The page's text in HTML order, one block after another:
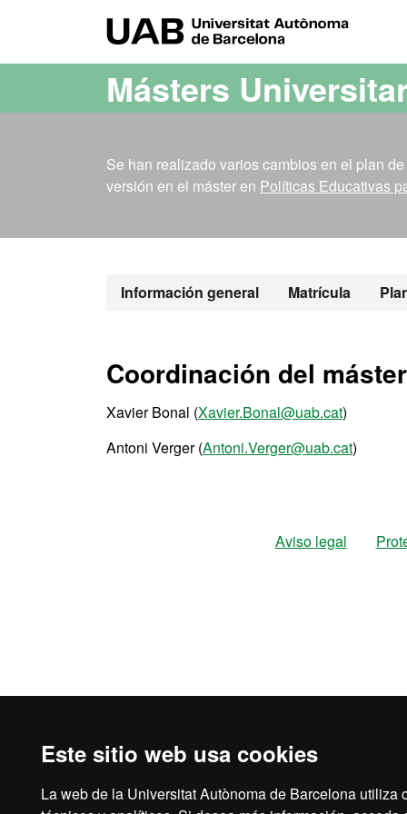
Este sitio web usa cookies
La web de la Universitat Autònoma de Barcelona utiliza
Másters
Se han realizado varios cambios en el plan
versión en el máster en Políticas Educativas
Información general Matrícula
Máster
Coordinación del máster
Xavier Bonal (Xavier.Bonal@uab.cat)
Antoni Verger (Antoni.Verger@uab.cat)
Aviso legal